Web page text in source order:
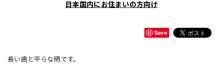
日本国内にお住まいの方向け
Save
長い歯と平らな柄です。